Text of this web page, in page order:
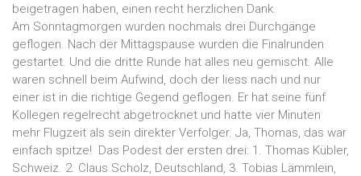
beigetragen haben, einen recht herzlichen Dank.
Am Sonntagmorgen wurden nochmals drei Durchgänge
geflogen. Nach der Mittagspause wurden die Finalrunden
gestartet. Und die dritte Runde hat alles neu gemischt. Alle
waren schnell beim Aufwind, doch der liess nach und nur
einer ist in die richtige Gegend geflogen. Er hat seine fünf
Kollegen regelrecht abgetrocknet und hatte vier Minuten
mehr Flugzeit als sein direkter Verfolger. Ja, Thomas, das war
einfach spitze! Das Podest der ersten drei: 1. Thomas Kübler,
Schweiz. 2. Claus Scholz, Deutschland, 3. Tobias Lämmlein,